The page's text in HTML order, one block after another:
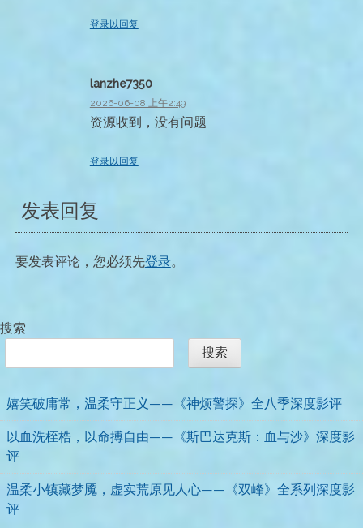
登录以回复
lanzhe7350
2026-06-08 上午2:49
资源收到，没有问题
登录以回复
发表回复
要发表评论，您必须先登录。
搜索
搜索
嬉笑破庸常，温柔守正义——《神烦警探》全八季深度影评
以血洗桎梏，以命搏自由——《斯巴达克斯：血与沙》深度影
评
温柔小镇藏梦魇，虚实荒原见人心——《双峰》全系列深度影
评